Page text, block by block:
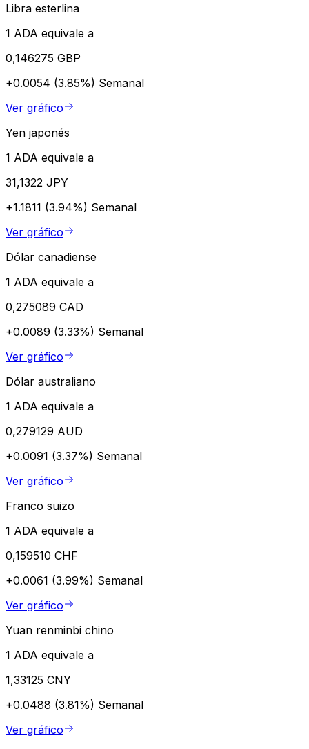
Libra esterlina
1 ADA equivale a
0,146275 GBP
+0.0054 (3.85%) Semanal
Ver gráfico
Yen japonés
1 ADA equivale a
31,1322 JPY
+1.1811 (3.94%) Semanal
Ver gráfico
Dólar canadiense
1 ADA equivale a
0,275089 CAD
+0.0089 (3.33%) Semanal
Ver gráfico
Dólar australiano
1 ADA equivale a
0,279129 AUD
+0.0091 (3.37%) Semanal
Ver gráfico
Franco suizo
1 ADA equivale a
0,159510 CHF
+0.0061 (3.99%) Semanal
Ver gráfico
Yuan renminbi chino
1 ADA equivale a
1,33125 CNY
+0.0488 (3.81%) Semanal
Ver gráfico